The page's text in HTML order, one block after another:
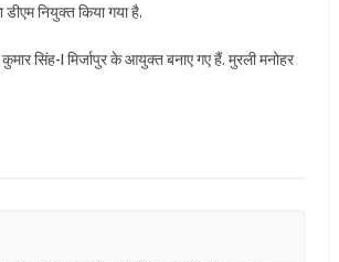
नियुक्त किया गया है.
सिंह-I मिर्जापुर के आयुक्त बनाए गए हैं. मुरली मनोहर